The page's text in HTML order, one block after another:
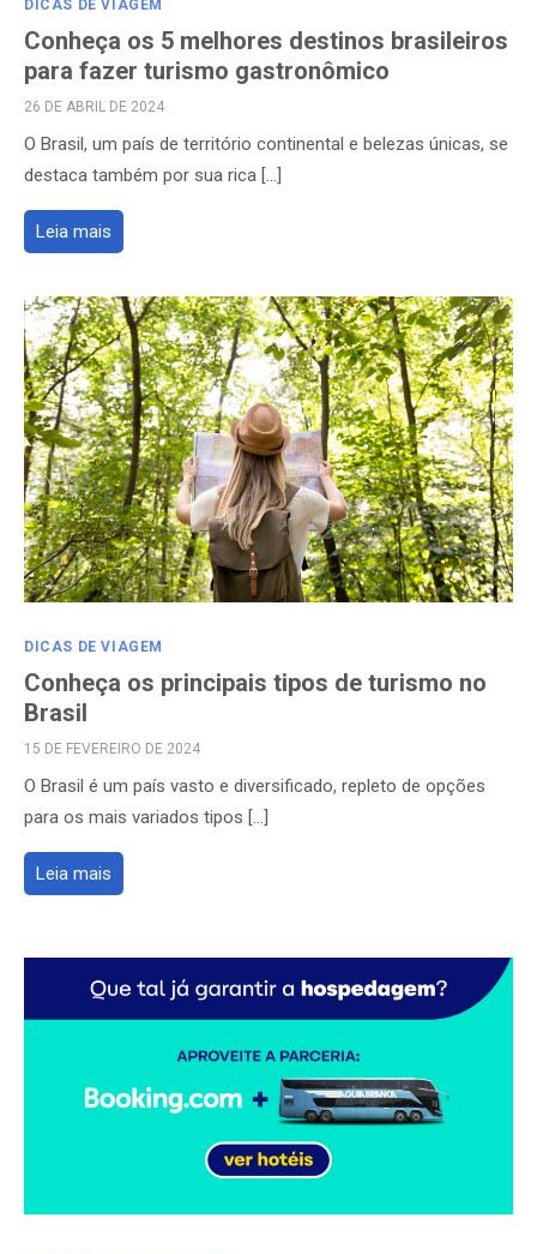
DICAS DE VIAGEM
Conheça os 5 melhores destinos brasileiros
para fazer turismo gastronômico
POSTED
26 DE ABRIL DE 2024
O Brasil, um país de território continental e belezas únicas, se
destaca também por sua rica […]
Leia mais
DICAS DE VIAGEM
Conheça os principais tipos de turismo no
Brasil
POSTED
15 DE FEVEREIRO DE 2024
O Brasil é um país vasto e diversificado, repleto de opções
para os mais variados tipos […]
Leia mais